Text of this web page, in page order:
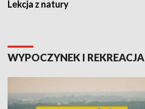
Lekcja z natury
WYPOCZYNEK I REKREACJA